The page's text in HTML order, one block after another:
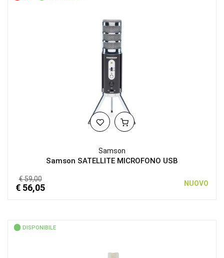
Samson
Samson SATELLITE MICROFONO USB
€ 59,00
€ 56,05 NUOVO
DISPONIBILE